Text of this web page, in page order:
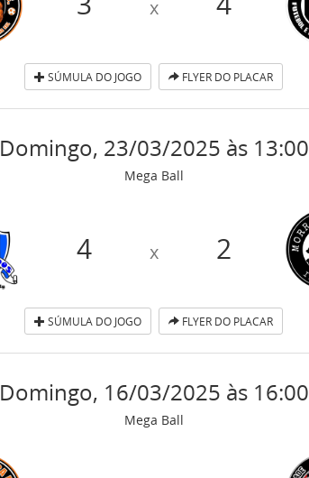
x
SÚMULA DO JOGO FLYER DO PLACAR
Domingo, 23/03/2025 às 13:00
Mega Ball
4 x 2
SÚMULA DO JOGO FLYER DO PLACAR
Domingo, 16/03/2025 às 16:00
Mega Ball